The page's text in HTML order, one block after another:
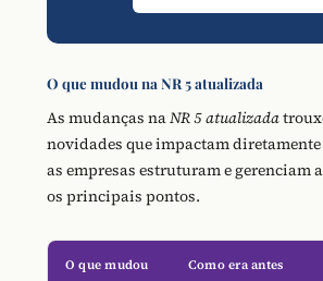
O que mudou na NR 5 atualizada
As mudanças naNR 5 atualizada
novidades que impactam
as empresas estruturam e gerenciam
os principais pontos.
O que mudou Como era antes